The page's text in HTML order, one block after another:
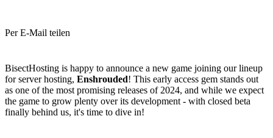
Per E-Mail teilen
BisectHosting is happy to announce a new game joining our lineup
for server hosting, Enshrouded! This early access gem stands out
as one of the most promising releases of 2024, and while we expect
the game to grow plenty over its development - with closed beta
finally behind us, it's time to dive in!